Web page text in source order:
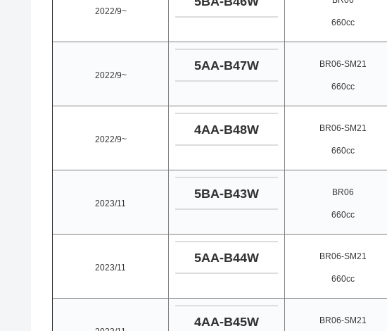
2022/9~
660cc
2022/9~
5AA-B47W BR06-SM21
660cc
2022/9~
4AA-B48W BR06-SM21
660cc
2023/11
5BA-B43W BR06
660cc
2023/11
5AA-B44W BR06-SM21
660cc
4AA-B45W
BR06-SM21